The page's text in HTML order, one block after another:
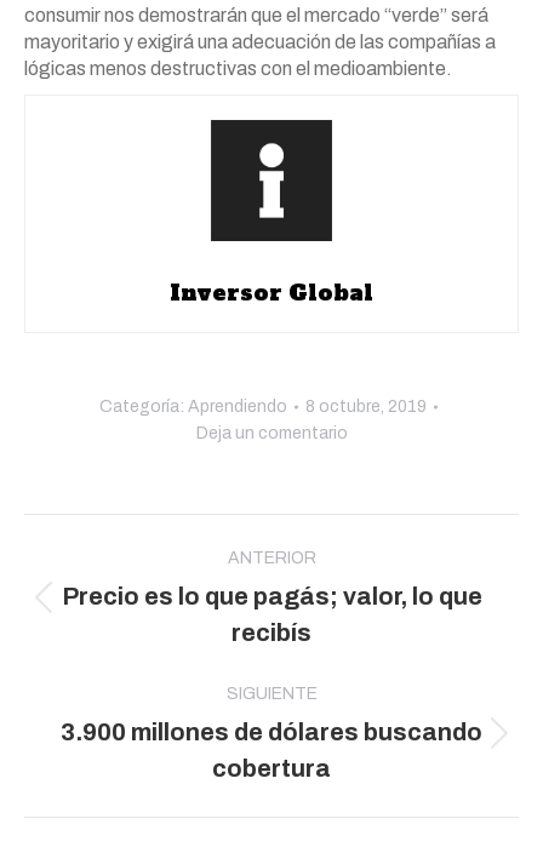
consumir nos demostrarán que el mercado “verde” será
mayoritario y exigirá una adecuación de las compañías a
lógicas menos destructivas con el medioambiente.
Inversor Global
Categoría: Aprendiendo
8 octubre, 2019
Deja un comentario
publicaciones
ANTERIOR
Publicación
anterior:
Precio es lo que pagás; valor, lo que
recibís
SIGUIENTE
Publicación
siguiente:
3.900 millones de dólares buscando
cobertura